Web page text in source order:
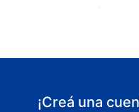
Empezá a recibir
¡Creá una